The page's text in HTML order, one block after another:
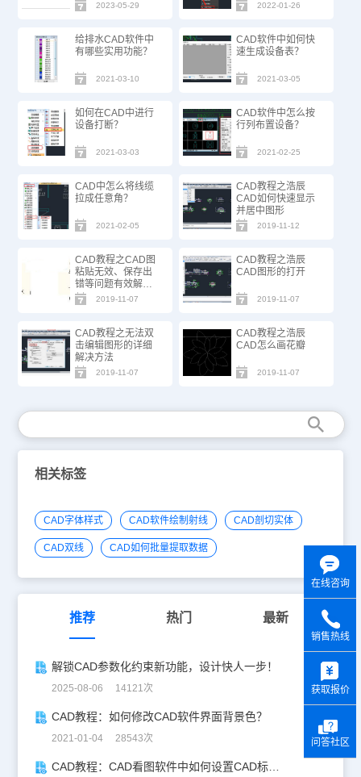
2023-05-29 2022-01-26
给排水CAD软件中
有哪些实用功能？
2021-03-10
CAD软件中如何快
速生成设备表？
2021-03-05
如何在CAD中进行
设备打断？
2021-03-03
CAD软件中怎么按
行列布置设备？
2021-02-25
CAD中怎么将线缆
拉成任意角？
2021-02-05
CAD教程之浩辰
CAD如何快速显示
并居中图形
2019-11-12
CAD教程之CAD图
粘贴无效、保存出
错等问题有效解决
的方法2019-11-07
CAD教程之浩辰
CAD图形的打开
2019-11-07
CAD教程之无法双
击编辑图形的详细
解决方法
2019-11-07
CAD教程之浩辰
CAD怎么画花瓣
2019-11-07
相关标签
CAD字体样式 CAD软件绘制射线 CAD剖切实体
CAD双线 CAD如何批量提取数据
推荐 热门 最新
解锁CAD参数化约束新功能，设计快人一步！
2025-08-06 14121次
CAD教程：如何修改CAD软件界面背景色？
2021-01-04 28543次
CAD教程：CAD看图软件中如何设置CAD标注样式？
在线咨询
销售热线
获取报价
问答社区